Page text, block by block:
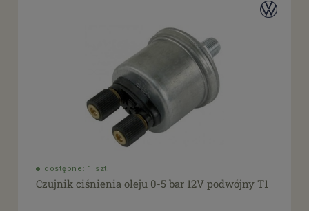
dostępne: 1 szt.
Czujnik ciśnienia oleju 0-5 bar 12V podwójny T1